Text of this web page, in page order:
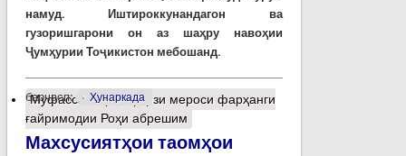
намуд. Иштироккунандагон ва
гузоришгарони он аз шаҳру навоҳии
Ҷумҳурии Тоҷикистон мебошанд.
барчасп: Ҳунаркада
Муфассалтаро Ҳифзи мероси фарҳанги
ғайримодии Роҳи абрешим
Махсусиятҳои таомҳои